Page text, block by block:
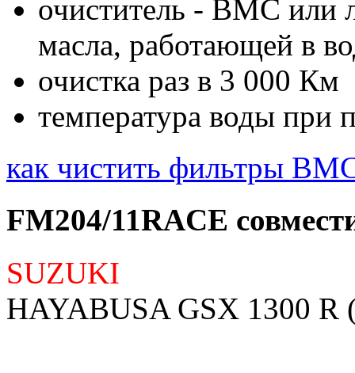
очиститель - BMC или
масла, работающей в
очистка раз в 3 000 Км
температура воды при
как чистить фильтры
FM204/11RACE
SUZUKI
HAYABUSA GSX 1300 R